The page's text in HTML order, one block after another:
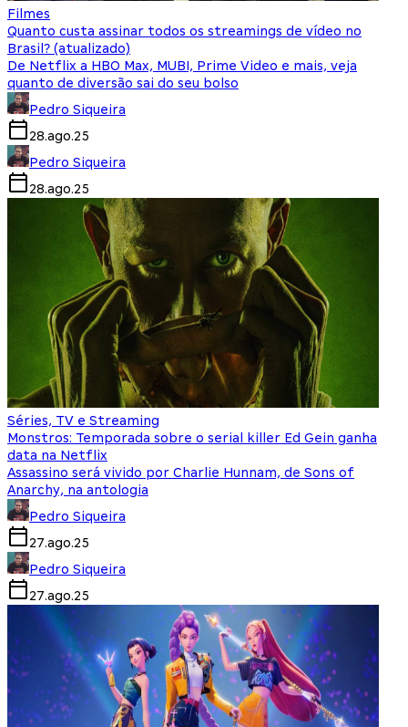
Filmes
Quanto custa assinar todos os streamings de vídeo no
Brasil? (atualizado)
De Netflix a HBO Max, MUBI, Prime Video e mais, veja
quanto de diversão sai do seu bolso
Pedro Siqueira
28.ago.25
Pedro Siqueira
28.ago.25
Séries, TV e Streaming
Monstros: Temporada sobre o serial killer Ed Gein ganha
data na Netflix
Assassino será vivido por Charlie Hunnam, de Sons of
Anarchy, na antologia
Pedro Siqueira
27.ago.25
Pedro Siqueira
27.ago.25